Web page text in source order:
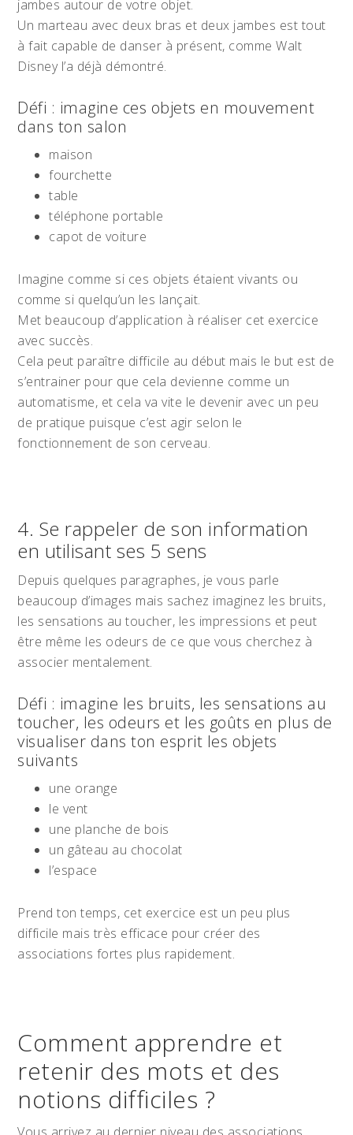
jambes autour de votre objet.
Un marteau avec deux bras et deux jambes est tout
à fait capable de danser à présent, comme Walt
Disney l’a déjà démontré.
Défi : imagine ces objets en mouvement
dans ton salon
maison
fourchette
table
téléphone portable
capot de voiture
Imagine comme si ces objets étaient vivants ou
comme si quelqu’un les lançait.
Met beaucoup d’application à réaliser cet exercice
avec succès.
Cela peut paraître difficile au début mais le but est de
s’entrainer pour que cela devienne comme un
automatisme, et cela va vite le devenir avec un peu
de pratique puisque c’est agir selon le
fonctionnement de son cerveau.
4. Se rappeler de son information
en utilisant ses 5 sens
Depuis quelques paragraphes, je vous parle
beaucoup d’images mais sachez imaginez les bruits,
les sensations au toucher, les impressions et peut
être même les odeurs de ce que vous cherchez à
associer mentalement.
Défi : imagine les bruits, les sensations au
toucher, les odeurs et les goûts en plus de
visualiser dans ton esprit les objets
suivants
une orange
le vent
une planche de bois
un gâteau au chocolat
l’espace
Prend ton temps, cet exercice est un peu plus
difficile mais très efficace pour créer des
associations fortes plus rapidement.
Comment apprendre et
retenir des mots et des
notions difficiles ?